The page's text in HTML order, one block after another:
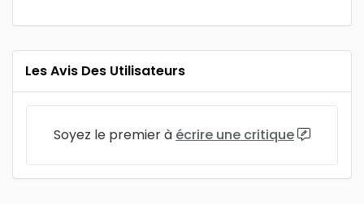
Les Avis Des Utilisateurs
Soyez le premier à écrire une critique